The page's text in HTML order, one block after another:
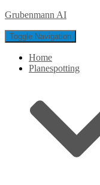
Grubenmann AI
Toggle Navigation
Home
Planespotting